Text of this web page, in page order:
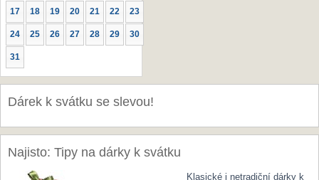
17 18 19 20 21 22 23
24 25 26 27 28 29 30
31
Dárek k svátku se slevou!
Najisto: Tipy na dárky k svátku
Klasické i netradiční dárky k